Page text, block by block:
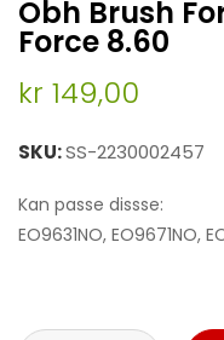
to
the
beginning
of
the
gallery
Obh Brush
Force 8.60
kr 149,00
SKU SS-2230002457
Kan passe dissse:
EO9631NO, EO9671NO,